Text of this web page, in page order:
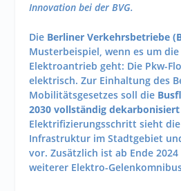
Innovation bei der BVG.
Die Berliner Verkehrsbetriebe
Musterbeispiel, wenn es um
Elektroantrieb geht: Die Pkw-
elektrisch. Zur Einhaltung des
Mobilitätsgesetzes soll die
2030 vollständig
Elektrifizierungsschritt sieht
Infrastruktur im Stadtgebiet
vor. Zusätzlich ist ab Ende
weiterer Elektro-